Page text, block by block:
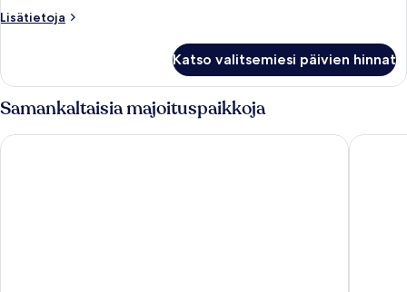
Lisätietoja
Lisätietoja
Katso valitsemiesi päivien hinnat
Samankaltaisia majoituspaikkoja
Holiday Inn Miami Beach - Oceanfront by IHG